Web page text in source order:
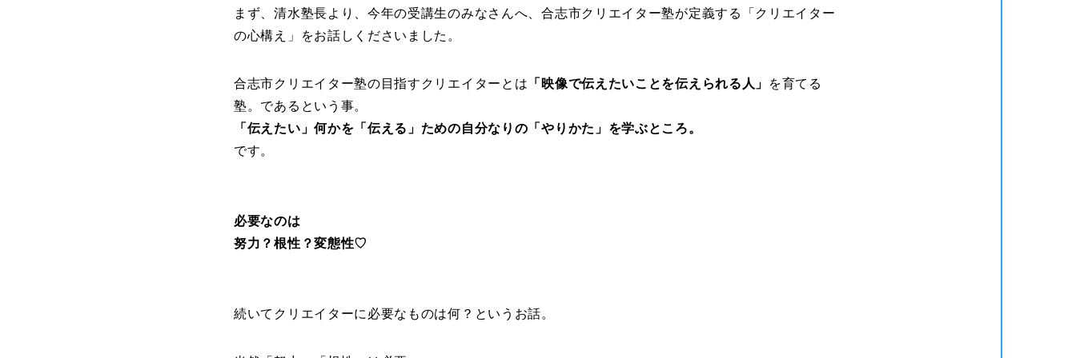
まず、清水塾長より、今年の受講生のみなさんへ、合志市クリエイター塾が定義する「クリエイター
の心構え」をお話しくださいました。
合志市クリエイター塾の目指すクリエイターとは 「映像で伝えたいことを伝えられる人」
を育てる
塾。であるという事。
「伝えたい」何かを「伝える」ための自分なりの「やりかた」を学ぶところ。
です。
必要なのは
努力？根性？変態性♡
続いてクリエイターに必要なものは何？というお話。